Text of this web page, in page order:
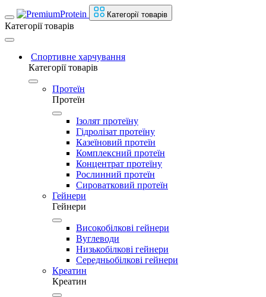
Категорії товарів
Категорії товарів
Спортивне харчування
Категорії товарів
Протеїн
Протеїн
Ізолят протеїну
Гідролізат протеїну
Казеїновий протеїн
Комплексний протеїн
Концентрат протеїну
Рослинний протеїн
Сироватковий протеїн
Гейнери
Гейнери
Високобілкові гейнери
Вуглеводи
Низькобілкові гейнери
Середньобілкові гейнери
Креатин
Креатин